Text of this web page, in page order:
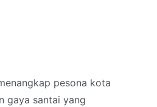
pesona kota
gaya santai yang